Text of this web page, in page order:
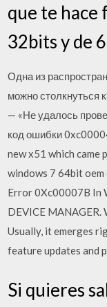
que te hace
32bits y de
Одна из
можно столкнуться
— «Не удалось
код ошибки
new x51 which came
windows 7 64bit
Error 0Xc00007B In
DEVICE
Usually, it emerges
feature updates and
Si quieres